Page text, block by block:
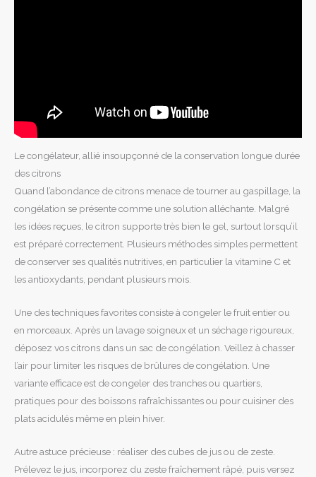
Le congélateur, allié insoupçonné de la conservation longue durée
des citrons
Quand l’abondance de citrons menace de tourner au gaspillage, la
congélation se présente comme une solution alléchante. Malgré
les idées reçues, le citron supporte très bien le gel, surtout lorsqu’il
est préparé correctement. Plusieurs méthodes simples permettent
de conserver ses qualités nutritives, en particulier la vitamine C et
les antioxydants, pendant plusieurs mois.
Une des techniques favorites consiste à congeler le fruit entier ou
en morceaux. Après un lavage soigneux et un séchage rigoureux,
déposez vos citrons dans un sac de congélation. Veillez à chasser
l’air pour limiter les risques de brûlures de congélation. Une
variante efficace est de congeler des tranches ou quartiers,
pratiques pour des boissons rafraîchissantes ou pour cuisiner des
plats acidulés même en plein hiver.
Autre astuce précieuse : réaliser des cubes de jus ou de zeste.
Prélevez le jus, incorporez du zeste fraîchement râpé, puis versez